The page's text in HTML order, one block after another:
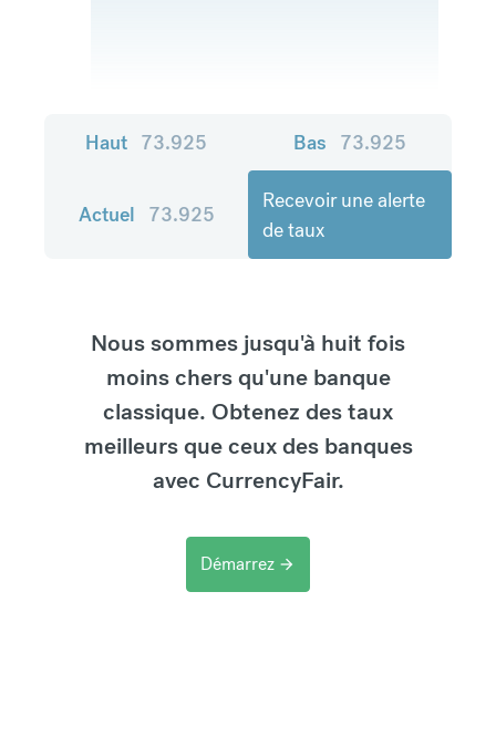
Haut 73.925 Bas 73.925
Actuel 73.925
Recevoir une alerte
de taux
Nous sommes jusqu'à huit fois
moins chers qu'une banque
classique. Obtenez des taux
meilleurs que ceux des banques
avec CurrencyFair.
Démarrez arrow_forward